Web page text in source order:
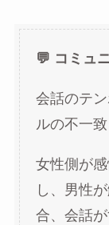
💬 コミュ
会話のテ
ルの不一致
女性側が
し、男性
合、会話